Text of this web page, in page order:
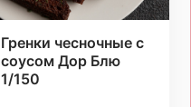
Гренки чесночные с
соусом Дор Блю
1/150